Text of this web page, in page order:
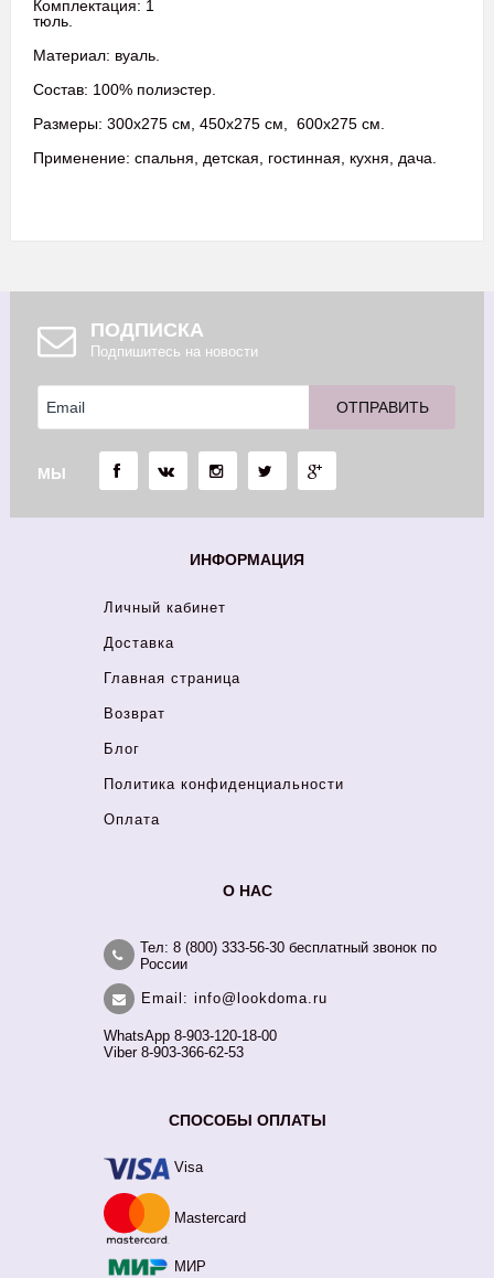
Комплектация: 1
тюль.
Материал: вуаль.
Состав: 100% полиэстер.
Размеры: 300х275 см, 450х275 см, 600х275 см.
Применение: спальня, детская, гостинная, кухня, дача.
ПОДПИСКА
Подпишитесь на новости
МЫ
ИНФОРМАЦИЯ
Личный кабинет
Доставка
Главная страница
Возврат
Блог
Политика конфиденциальности
Оплата
О НАС
Тел: 8 (800) 333-56-30 бесплатный звонок по
России
Email: info@lookdoma.ru
WhatsApp 8-903-120-18-00
Viber 8-903-366-62-53
СПОСОБЫ ОПЛАТЫ
Visa
Mastercard
МИР